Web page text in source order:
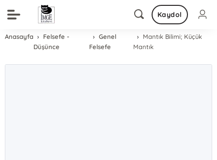
Kaydol
Anasayfa
Felsefe -
Düşünce
Genel
Felsefe
Mantık Bilimi; Küçük
Mantık